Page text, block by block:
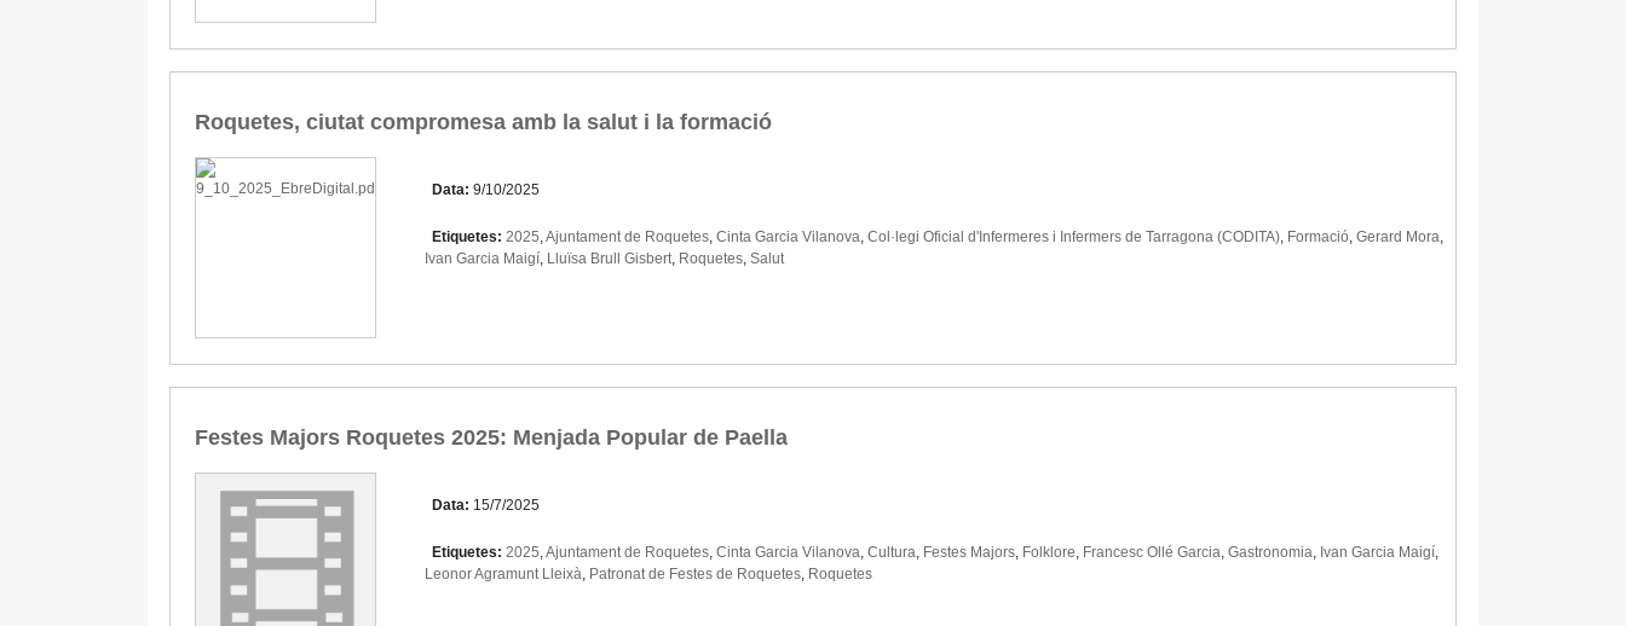
Roquetes, ciutat compromesa amb la salut i la formació
Data: 9/10/2025
Etiquetes: 2025,Ajuntament de Roquetes, Cinta Garcia Vilanova, Col·legi Oficial d'Infermeres i Infermers de Tarragona (CODITA), Formació, Gerard Mora,
Ivan Garcia Maigí, Lluïsa Brull Gisbert, Roquetes, Salut
Festes Majors Roquetes 2025: Menjada Popular de Paella
Data: 15/7/2025
Etiquetes: 2025,Ajuntament de Roquetes, Cinta Garcia Vilanova, Cultura, Festes Majors, Folklore, Francesc Ollé Garcia, Gastronomia, Ivan Garcia Maigí,
Leonor Agramunt Lleixà, Patronat de Festes de Roquetes, Roquetes